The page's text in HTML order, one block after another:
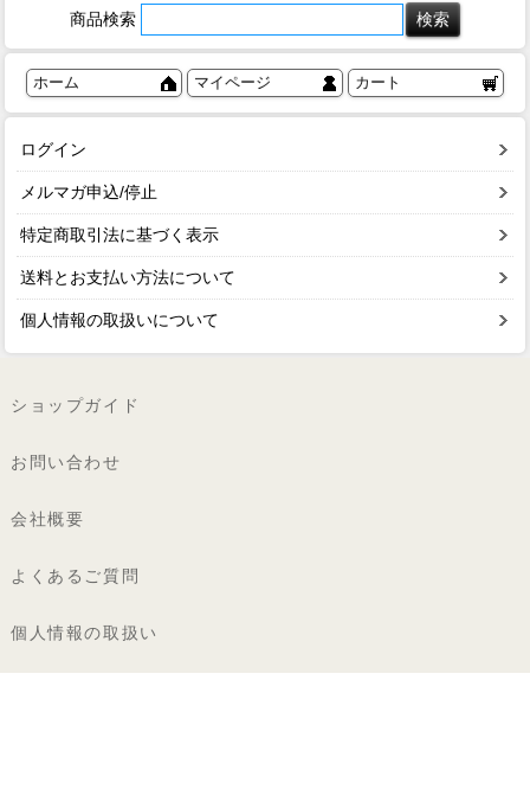
商品検索
ホーム マイページ カート
ログイン
メルマガ申込/停止
特定商取引法に基づく表示
送料とお支払い方法について
個人情報の取扱いについて
ショップガイド
お問い合わせ
会社概要
よくあるご質問
個人情報の取扱い